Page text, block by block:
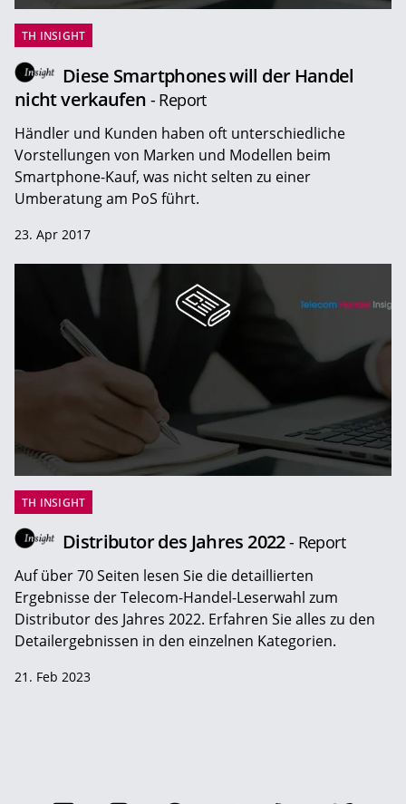
TH INSIGHT
Diese Smartphones will der Handel
nicht verkaufen - Report
Händler und Kunden haben oft unterschiedliche
Vorstellungen von Marken und Modellen beim
Smartphone-Kauf, was nicht selten zu einer
Umberatung am PoS führt.
23. Apr 2017
TH INSIGHT
Distributor des Jahres 2022- Report
Auf über 70 Seiten lesen Sie die detaillierten
Ergebnisse der Telecom-Handel-Leserwahl zum
Distributor des Jahres 2022. Erfahren Sie alles zu den
Detailergebnissen in den einzelnen Kategorien.
21. Feb 2023